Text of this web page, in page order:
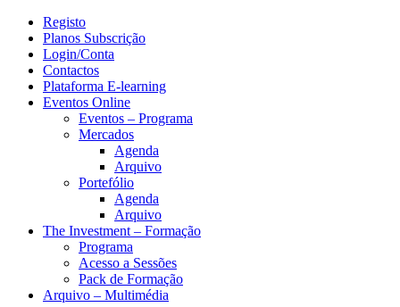
Registo
Planos Subscrição
Login/Conta
Contactos
Plataforma E-learning
Eventos Online
Eventos – Programa
Mercados
Agenda
Arquivo
Portefólio
Agenda
Arquivo
The Investment – Formação
Programa
Acesso a Sessões
Pack de Formação
Arquivo – Multimédia